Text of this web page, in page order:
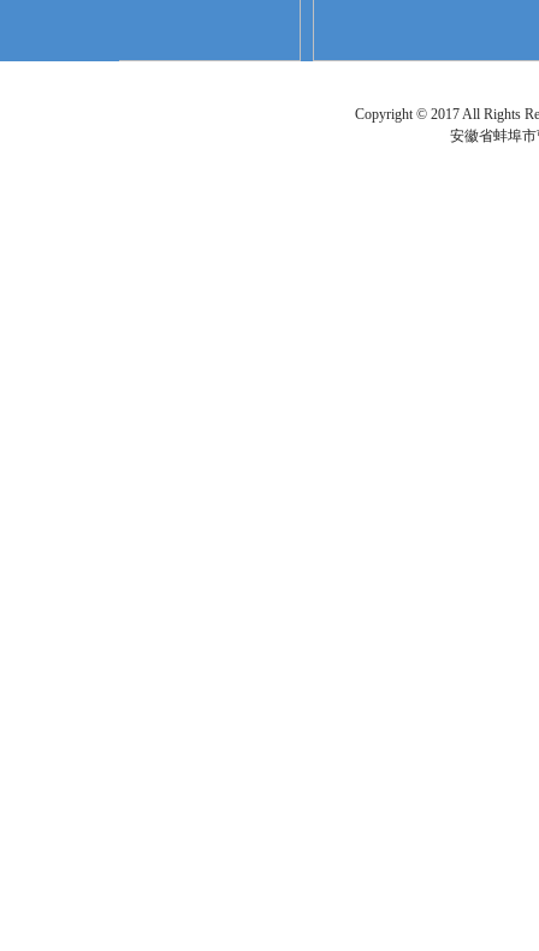
Copyright © 2017 All Rights
安徽省蚌埠市